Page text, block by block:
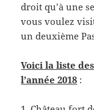
droit qu’à une
vous voulez
un deuxième
Voici la liste
l’année 2018 :